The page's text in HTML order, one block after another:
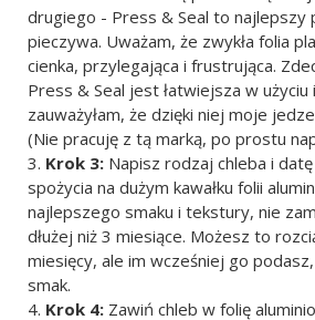
drugiego - Press & Seal to najlepszy
pieczywa. Uważam, że zwykła folia
cienka, przylegająca i frustrująca.
Press & Seal jest łatwiejsza w
zauważyłam, że dzięki niej moje
(Nie pracuję z tą marką, po prostu
Krok 3: Napisz rodzaj chleba i
spożycia na dużym kawałku folii
najlepszego smaku i tekstury, nie
dłużej niż 3 miesiące. Możesz to
miesięcy, ale im wcześniej go
smak.
Krok 4: Zawiń chleb w folię